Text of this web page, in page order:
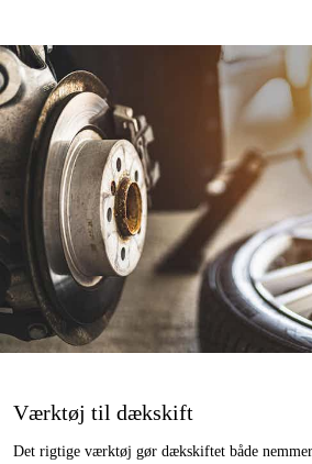
Værktøj til dækskift
Det rigtige værktøj gør dækskiftet både